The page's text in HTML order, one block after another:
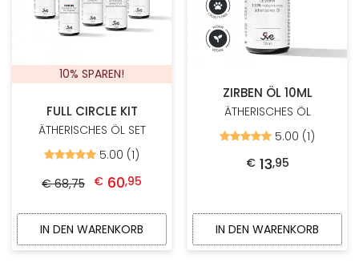
10% SPAREN!
FULL CIRCLE KIT
ÄTHERISCHES ÖL SET
Bewertet
5.00
von
5.00 (1)
€ 68,75
Ursprünglicher Preis war: € 68,75
€ 60,95
IN DEN WARENKORB
ZIRBEN ÖL 10ML
ÄTHERISCHES ÖL
Bewertet
5.00
von
5.00 (1)
€ 13,95
IN DEN WARENKORB